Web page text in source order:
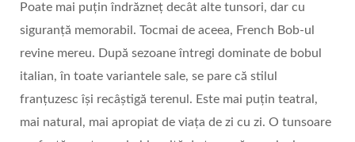
Poate mai puțin îndrăzneț decât alte tunsori, dar cu
siguranță memorabil. Tocmai de aceea, French Bob-ul
revine mereu. După sezoane întregi dominate de bobul
italian, în toate variantele sale, se pare că stilul
franțuzesc își recâștigă terenul. Este mai puțin teatral,
mai natural, mai apropiat de viața de zi cu zi. O tunsoare